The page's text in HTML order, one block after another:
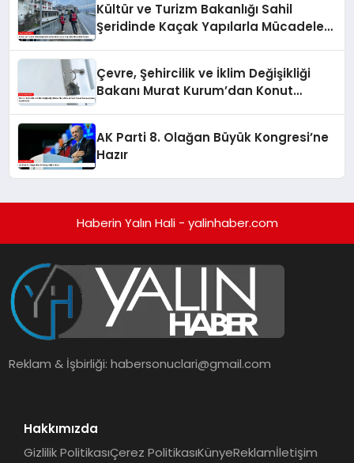
Kültür ve Turizm Bakanlığı Sahil
Şeridinde Kaçak Yapılarla Mücadele
Çevre, Şehircilik ve İklim Değişikliği
Bakanı Murat Kurum’dan Konut
AK Parti 8. Olağan Büyük Kongresi’ne
Hazır
Haberin Yalın Hali - yalinhaber.com
Reklam & İşbirliği:habersonuclari@gmail.com
Hakkımızda
Gizlilik PolitikasıÇerez PolitikasıKünyeReklamİletişim